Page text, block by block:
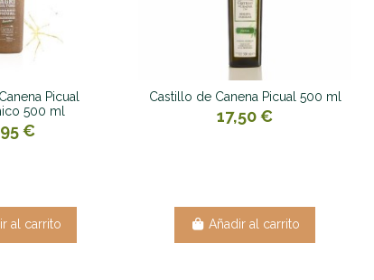
Picual
500 ml
€
al carrito
Castillo de Canena Picual 500 ml
17,50 €
Añadir al carrito